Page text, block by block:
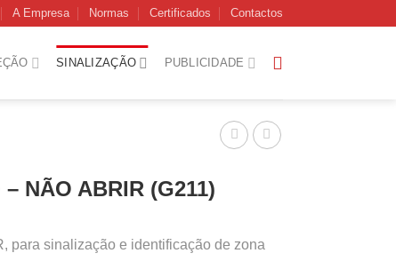
A Empresa Normas Certificados Contactos
SINALIZAÇÃO PUBLICIDADE
NÃO ABRIR (G211)
para sinalização e identificação de zona